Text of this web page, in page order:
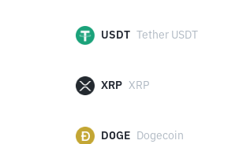
USDT Tether USDT
XRP XRP
DOGE Dogecoin